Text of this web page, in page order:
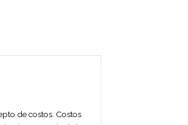
e importancia de los